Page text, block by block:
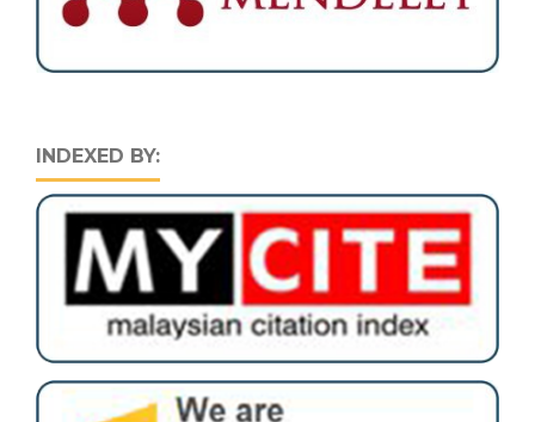
INDEXED BY: